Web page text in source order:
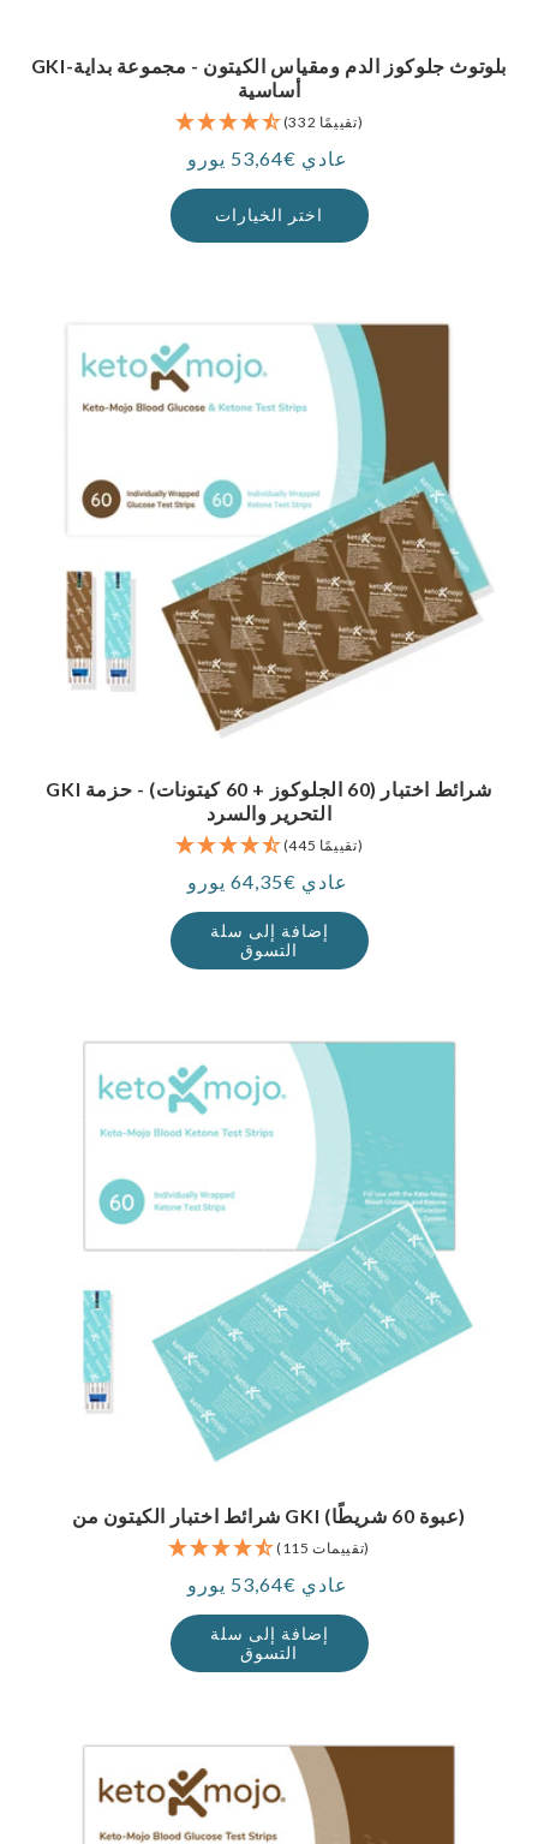
GKI-بلوتوث جلوكوز الدم ومقياس الكيتون - مجموعة بداية
أساسية
(332 تقييمًا)
سعر عادي €53,64 يورو
اختر الخيارات
GKI شرائط اختبار (60 الجلوكوز + 60 كيتونات) - حزمة
التحرير والسرد
(445 تقييمًا)
سعر عادي €64,35 يورو
إضافة إلى سلة
التسوق
شرائط اختبار الكيتون من GKI (عبوة 60 شريطًا)
(115 تقييمات)
سعر عادي €53,64 يورو
إضافة إلى سلة
التسوق